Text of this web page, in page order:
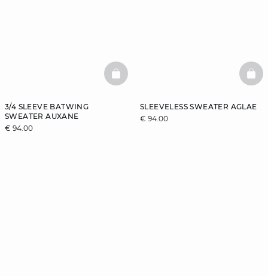
3/4 SLEEVE BATWING
SWEATER AUXANE
€ 94.00
BASKETFULL
SLEEVELESS SWEATER AGLAE
€ 94.00